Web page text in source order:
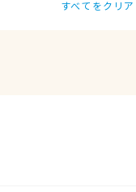
すべてをクリア